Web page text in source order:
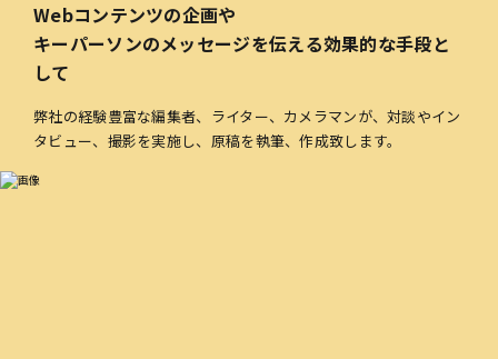
Webコンテンツの企画や
キーパーソンのメッセージを伝える効果的な手段と
して
弊社の経験豊富な編集者、ライター、カメラマンが、対談やイン
タビュー、撮影を実施し、原稿を執筆、作成致します。